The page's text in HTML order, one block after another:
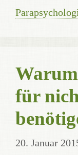
für
20. Januar